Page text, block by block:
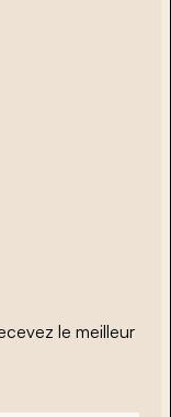
le meilleur